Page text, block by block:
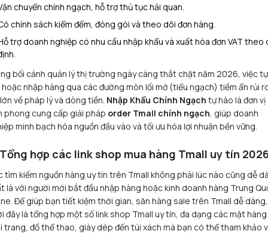
chuyển chính ngạch, hỗ trợ thủ tục hải quan.
chính sách kiểm đếm, đóng gói và theo dõi đơn hàng.
trợ doanh nghiệp có nhu cầu nhập khẩu và xuất hóa đơn VAT theo
bối cảnh quản lý thị trường ngày càng thắt chặt năm 2026, việc tự
nhập hàng qua các đường mòn lối mở (tiểu ngạch) tiềm ẩn rủi
về pháp lý và dòng tiền. Nhập Khẩu Chính Ngạch tự hào là đơn vị
phong cung cấp giải pháp order Tmall chính ngạch, giúp doanh
minh bạch hóa nguồn đầu vào và tối ưu hóa lợi nhuận bền vững.
hợp các link shop mua hàng Tmall uy tín
tìm kiếm nguồn hàng uy tín trên Tmall không phải lúc nào cũng dễ
là với người mới bắt đầu nhập hàng hoặc kinh doanh hàng Trung
Để giúp bạn tiết kiệm thời gian, săn hàng sale trên Tmall dễ dàng,
đây là tổng hợp một số link shop Tmall uy tín, đa dạng các mặt
trang, đồ thể thao, giày dép đến túi xách mà bạn có thể tham khảo